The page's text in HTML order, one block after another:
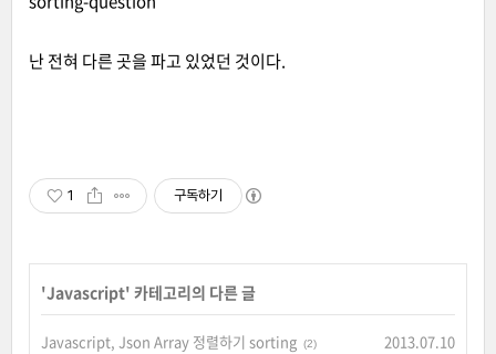
난 전혀 다른 곳을 파고 있었던 것이다.
1 구독하기
'Javascript' 카테고리의 다른 글
Javascript, Json Array 정렬하기 sorting (2)
2013.07.10